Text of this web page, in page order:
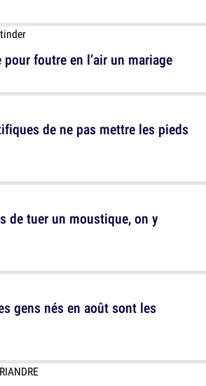
foutre en l’air un mariage
de tuer un moustique, on y
de ne pas mettre les pieds
gens nés en août sont les